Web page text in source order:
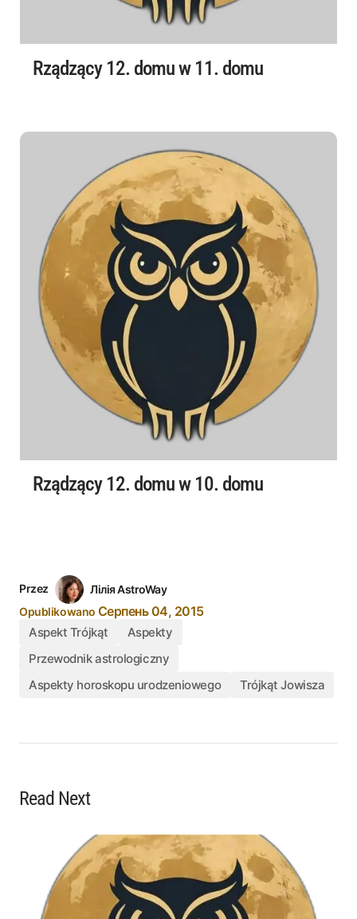
Rządzący 12. domu w 11. domu
Rządzący 12. domu w 10. domu
Przez
Лілія AstroWay
Opublikowano Серпень 04, 2015
Aspekt Trójkąt
Aspekty
Przewodnik astrologiczny
Aspekty horoskopu urodzeniowego
Trójkąt Jowisza
Read Next